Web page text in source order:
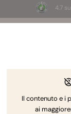
4.7
3
Il contenuto e i
ai